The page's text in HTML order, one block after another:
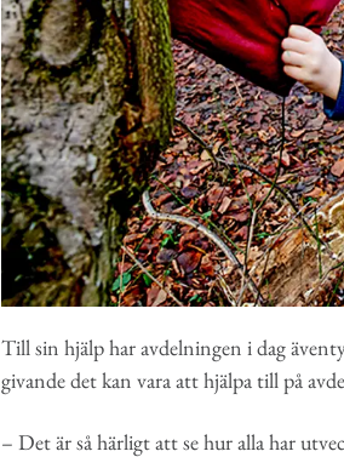
Till sin hjälp har avdelningen i dag
givande det kan vara att hjälpa till på
– Det är så härligt att se hur alla har